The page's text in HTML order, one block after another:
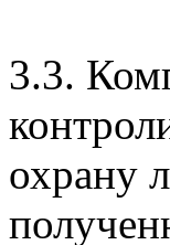
3.3.
охрану